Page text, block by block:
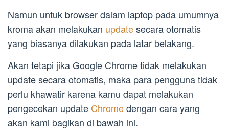
Namun untuk browser dalam laptop pada umumnya
kroma akan melakukan updatesecara otomatis
yang biasanya dilakukan pada latar belakang.
Akan tetapi jika Google Chrome tidak melakukan
update secara otomatis, maka para pengguna tidak
perlu khawatir karena kamu dapat melakukan
pengecekan update Chromedengan cara yang
akan kami bagikan di bawah ini.